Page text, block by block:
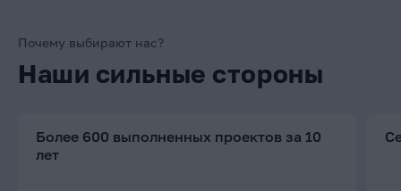
Почему выбирают нас?
Наши сильные стороны
Более 600 выполненных проектов за 10
лет